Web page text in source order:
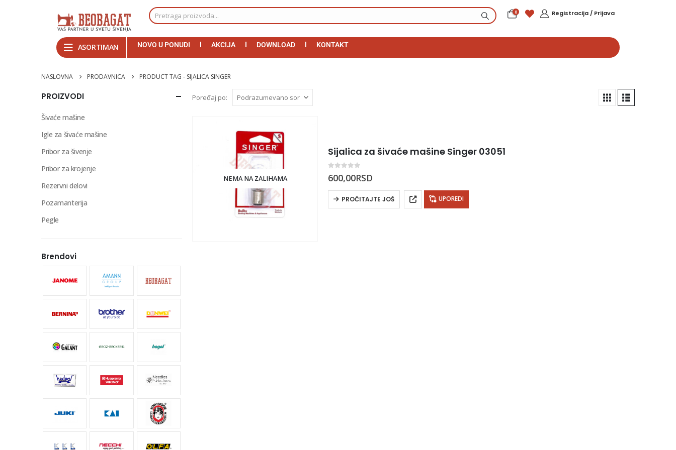
0 Registracija / Prijava
ASORTIMAN NOVO U PONUDI AKCIJA DOWNLOAD KONTAKT
NASLOVNA PRODAVNICA PRODUCT TAG - SIJALICA SINGER
Poređaj po:
NEMA NA ZALIHAMA
Sijalica za šivaće mašine Singer 03051
600,00RSD
PROČITAJTE JOŠ UPOREDI
PROIZVODI
Šivaće mašine
Igle za šivaće mašine
Pribor za šivenje
Pribor za krojenje
Rezervni delovi
Pozamanterija
Pegle
Brendovi